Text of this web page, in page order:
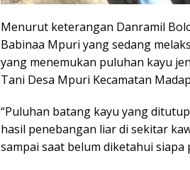
Menurut keterangan Danramil
Babinaa Mpuri yang sedang
yang menemukan puluhan kayu
Tani Desa Mpuri Kecamatan
“Puluhan batang kayu yang
hasil penebangan liar di sekitar
sampai saat belum diketahui siapa